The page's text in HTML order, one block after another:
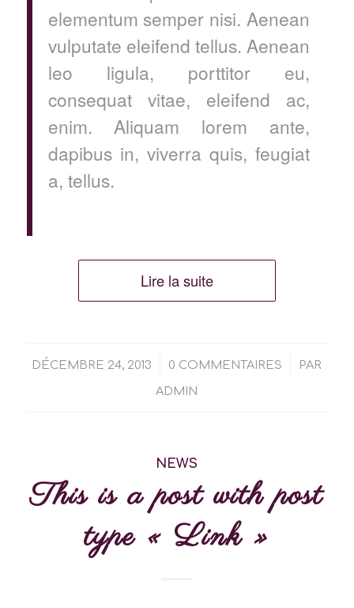
elementum semper nisi. Aenean
vulputate eleifend tellus. Aenean
leo ligula, porttitor eu,
consequat vitae, eleifend ac,
enim. Aliquam lorem ante,
dapibus in, viverra quis, feugiat
a, tellus.
Lire la suite
DÉCEMBRE 24, 2013
/ 0 COMMENTAIRES
/ PAR
ADMIN
NEWS
This is a post with post
type « Link »